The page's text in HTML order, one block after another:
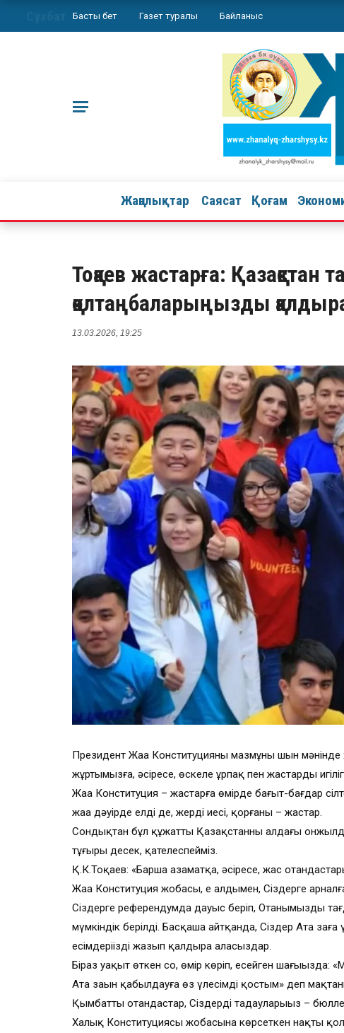
Басты бет Газет туралы Байланыс
Жаңалықтар Саясат Қоғам
Тоқаев жастарға: Қазақстан
қолтаңбаларыңызды
13.03.2026, 19:25
Президент Жаңа Конституцияның мазмұны шын
жұртымызға, әсіресе, өскелең ұрпақ пен жастардың
Жаңа Конституция – жастарға өмірде бағыт-бағдар
жаңа дәуірде елдің де, жердің иесі, қорғаны – жастар.
Сондықтан бұл құжатты Қазақстанның алдағы
тұғыры десек, қателеспейміз.
Қ.К.Тоқаев: «Барша азаматқа, әсіресе, жас
Жаңа Конституция жобасы, ең алдымен, Сіздерге
Сіздерге референдумда дауыс беріп, Отанымыздың
мүмкіндік берілді. Басқаша айтқанда, Сіздер Ата
есімдеріңізді жазып қалдыра аласыздар.
Біраз уақыт өткен соң, өмір көріп, есейген
Ата заңын қабылдауға өз үлесімді қостым» деп
Қымбатты отандастар, Сіздердің таңдауларыңыз –
Халық Конституциясы жобасына көрсеткен нақты